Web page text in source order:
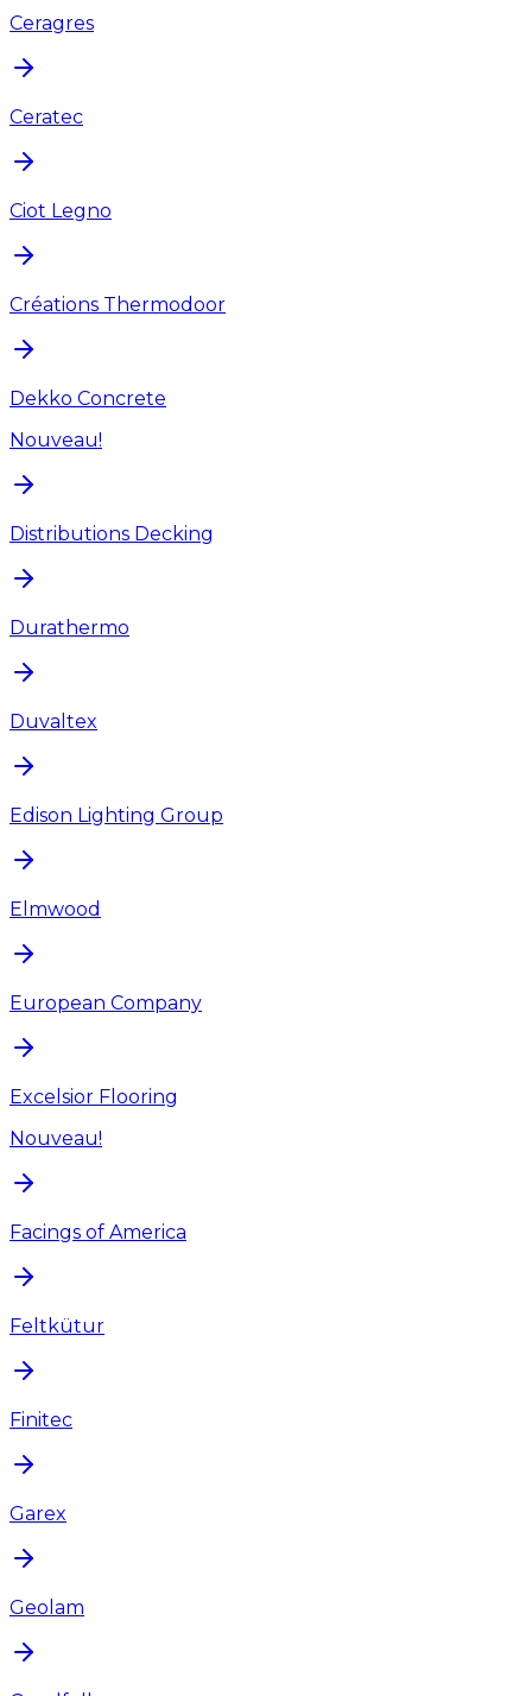
Ceragres
Ceratec
Ciot Legno
Créations Thermodoor
Dekko Concrete
Nouveau!
Distributions Decking
Durathermo
Duvaltex
Edison Lighting Group
Elmwood
European Company
Excelsior Flooring
Nouveau!
Facings of America
Feltkütur
Finitec
Garex
Geolam